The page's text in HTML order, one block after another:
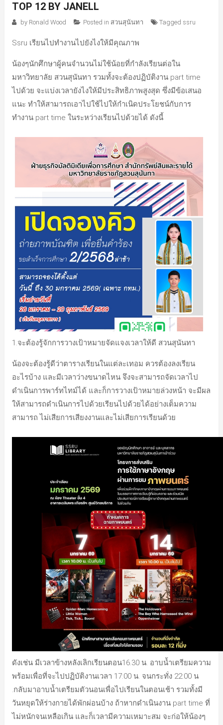
TOP 12 BY JANELL
by Ronald Wood Posted in สวนสุนันทา Tagged ssru
Ssru เรียนไปทำงานไปยังไงให้มีคุณภาพ
น้องๆนักศึกษาผู้คนจำนวนไม่ใช้น้อยที่กำลังเรียนต่อใน
มหาวิทยาลัย สวนสุนันทา รวมทั้งจะต้องปฏิบัติงาน part time
ไปด้วย จะแบ่งเวลายังไงให้มีประสิทธิภาพสูงสุด ซึ่งมีข้อเสนอ
แนะ ทำให้สามารถเอาไปใช้ไปให้กำเนิดประโยชน์กับการ
ทำงาน part time ในระหว่างเรียนไปด้วยได้ ดังนี้
1.จะต้องรู้จักการวางเป้าหมายจัดแจงเวลาให้ดี สวนสุนันทา
น้องจะต้องรู้ดีว่าตารางเรียนในแต่ละเทอม ควรต้องลงเรียน
อะไรบ้าง และมีเวลาว่างขนาดไหน จึงจะสามารถจัดเวลาไป
ดำเนินการพาร์ทไทม์ได้ และก็การวางเป้าหมายล่วงหน้า จะมีผล
ให้สามารถดำเนินการไปด้วยเรียนไปด้วยได้อย่างเต็มความ
สามารถ ไม่เสียการเสียงงานและไม่เสียการเรียนด้วย
ดังเช่น มีเวลาข้างหลังเลิกเรียนตอน16.30 น. อาบน้ำเตรียมความ
พร้อมเพื่อที่จะไปปฏิบัติงานเวลา 17:00 น. จนกระทั่ง 22:00 น
.กลับมาอาบน้ำเตรียมตัวนอนเพื่อไปเรียนในตอนเช้า รวมทั้งมี
วันหยุดให้ร่างกายได้พักผ่อนบ้าง ถ้าหากดำเนินงาน part time ที่
ไม่หนักจนเหลือเกิน และก็เวลามีความเหมาะสม จะก่อให้น้องๆ